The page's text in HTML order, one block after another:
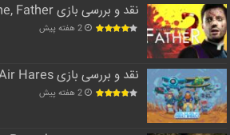
نقد و بررسی بازی What have you done, Father?
2 هفته پیش
نقد و بررسی بازی Air Hares
2 هفته پیش